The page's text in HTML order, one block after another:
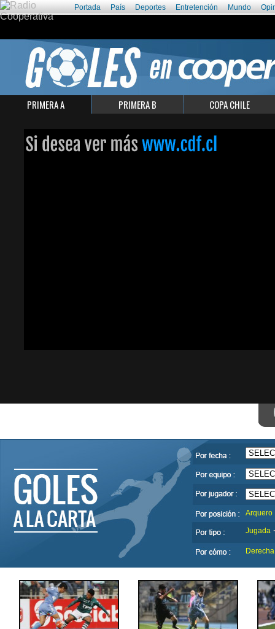
Portada País Deportes Entretención Mundo
PRIMERA A PRIMERA B COPA CHILE
Arquero
Jugada
Derecha